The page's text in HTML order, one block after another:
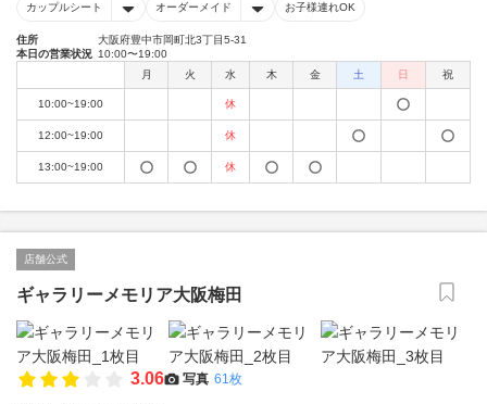
カップルシート オーダーメイド お子様連れOK
住所
大阪府豊中市岡町北3丁目5-31
本日の営業状況 10:00〜19:00
月
火 水 木 金 土 日 祝
10:00~19:00 休
12:00~19:00 休
13:00~19:00 休
店舗公式
ギャラリーメモリア大阪梅田
3.06 写真 61枚